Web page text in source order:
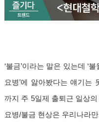
‘불금’이라는 말은 있는데 ‘
요병’에 앓아봤다는 얘기는
까지 주 5일제 출퇴근 일상
요병/불금 현상은 우리나라